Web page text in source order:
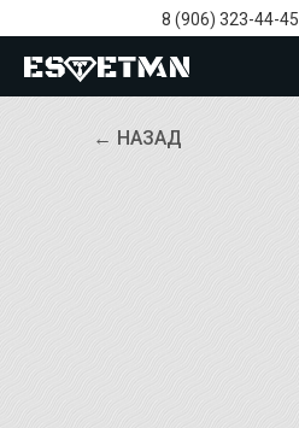
8 (906) 323-44-45
← НАЗАД